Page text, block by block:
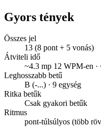
Gyors tények
Összes jel
13 (8 pont + 5 vonás)
Átviteli idő
~4.3 mp 12 WPM-en
Leghosszabb betű
B (-...) · 9 egység
Ritka betűk
Csak gyakori betűk
Ritmus
pont-túlsúlyos (több